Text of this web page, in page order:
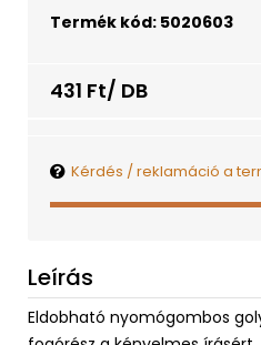
Termék kód: 5020603
431 Ft/ DB
Kérdés / reklamáció a
Leírás
Eldobható nyomógombos